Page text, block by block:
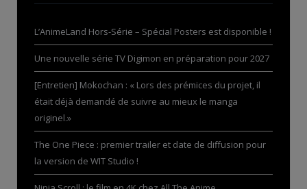
L’AnimeLand Hors-Série – Spécial Posters est disponible !
Une nouvelle série TV Digimon en préparation pour 2027
[Entretien] Mokochan : « Lors des prémices du projet, il
était déjà demandé de suivre au mieux le manga
originel.»
The One Piece : premier trailer et date de diffusion pour
la version de WIT Studio !